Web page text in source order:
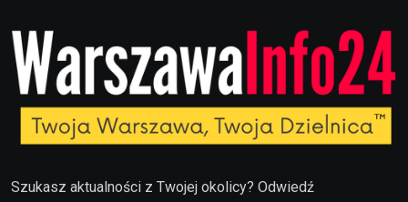
Szukasz aktualności z Twojej okolicy? Odwiedź